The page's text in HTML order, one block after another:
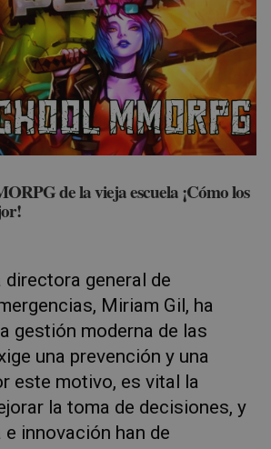
de la vieja escuela ¡Cómo los
directora general de
Miriam Gil, ha
gestión moderna de las
una prevención y una
este motivo, es vital la
la toma de decisiones, y
innovación han de